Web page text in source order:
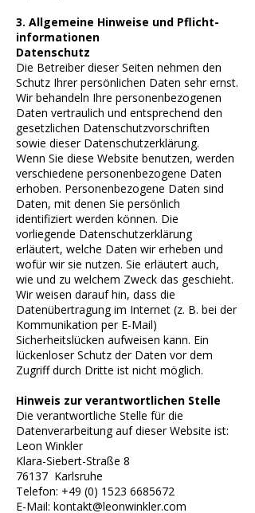
3. Allgemeine Hinweise und Pflicht­
informationen
Datenschutz
Die Betreiber dieser Seiten nehmen den
Schutz Ihrer persönlichen Daten sehr ernst.
Wir behandeln Ihre personenbezogenen
Daten vertraulich und entsprechend den
gesetzlichen Datenschutzvorschriften
sowie dieser Datenschutzerklärung.
Wenn Sie diese Website benutzen, werden
verschiedene personenbezogene Daten
erhoben. Personenbezogene Daten sind
Daten, mit denen Sie persönlich
identifiziert werden können. Die
vorliegende Datenschutzerklärung
erläutert, welche Daten wir erheben und
wofür wir sie nutzen. Sie erläutert auch,
wie und zu welchem Zweck das geschieht.
Wir weisen darauf hin, dass die
Datenübertragung im Internet (z. B. bei der
Kommunikation per E-Mail)
Sicherheitslücken aufweisen kann. Ein
lückenloser Schutz der Daten vor dem
Zugriff durch Dritte ist nicht möglich.
Hinweis zur verantwortlichen Stelle
Die verantwortliche Stelle für die
Datenverarbeitung auf dieser Website ist:
Leon Winkler
Klara-Siebert-Straße 8
76137 ​ Karlsruhe
Telefon: +49 (0) 1523 6685672
E-Mail: kontakt@leonwinkler.com ​